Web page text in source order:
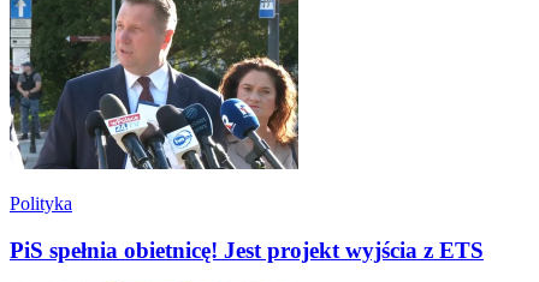
Polityka
PiS spełnia obietnicę! Jest projekt wyjścia z ETS